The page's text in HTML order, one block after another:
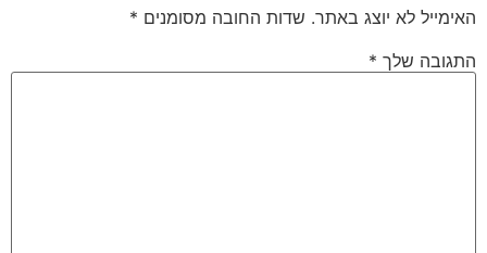
האימייל לא יוצג באתר. שדות החובה מסומנים *
התגובה שלך *